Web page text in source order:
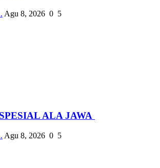
Agu 8, 2026 0 5
ALA JAWA
Agu 8, 2026 0 5